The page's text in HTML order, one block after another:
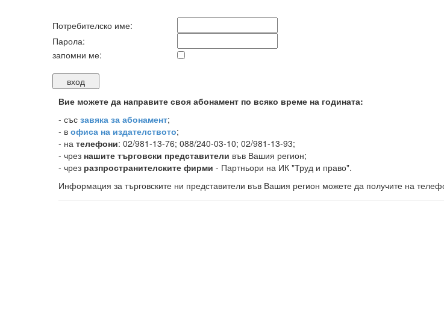
Потребителско име:
Парола:
запомни ме:
Вие можете да направите своя абонамент по всяко време на годината:
- със завяка за абонамент;
- в офиса на издателството;
- на телефони: 02/981-13-76; 088/240-03-10; 02/981-13-93;
- чрез нашите търговски представители във Вашия регион;
- чрез разпространителските фирми - Партньори на ИК "Труд и право".
Информация за търговските ни представители във Вашия регион можете да получите на